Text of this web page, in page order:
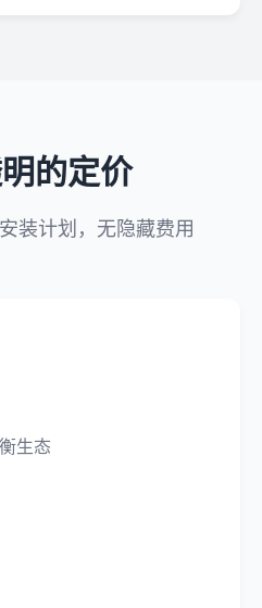
的定价
装计划，无隐藏费用
生态